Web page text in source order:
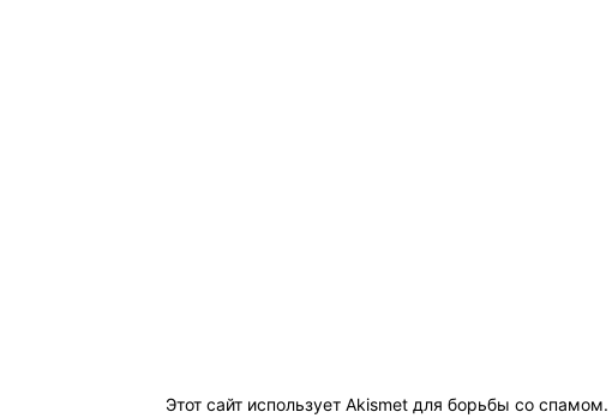
Этот сайт использует Akismet для борьбы со спамом.